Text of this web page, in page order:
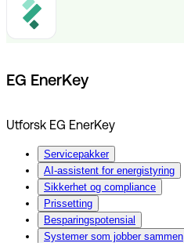
EG EnerKey
Utforsk EG EnerKey
Servicepakker
AI-assistent for energistyring
Sikkerhet og compliance
Prissetting
Besparingspotensial
Systemer som jobber sammen